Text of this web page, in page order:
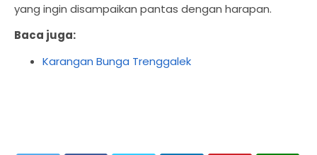
yang ingin disampaikan pantas dengan harapan.
Baca juga:
Karangan Bunga Trenggalek